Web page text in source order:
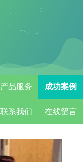
产品服务 成功案例
联系我们 在线留言